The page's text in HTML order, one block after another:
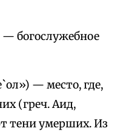
— богослужебное
— место, где,
(греч. Аид,
тени умерших. Из